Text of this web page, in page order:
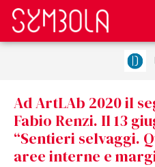
Ad ArtLAb 2020 il
Fabio Renzi. Il 13
“Sentieri selvaggi.
aree interne e